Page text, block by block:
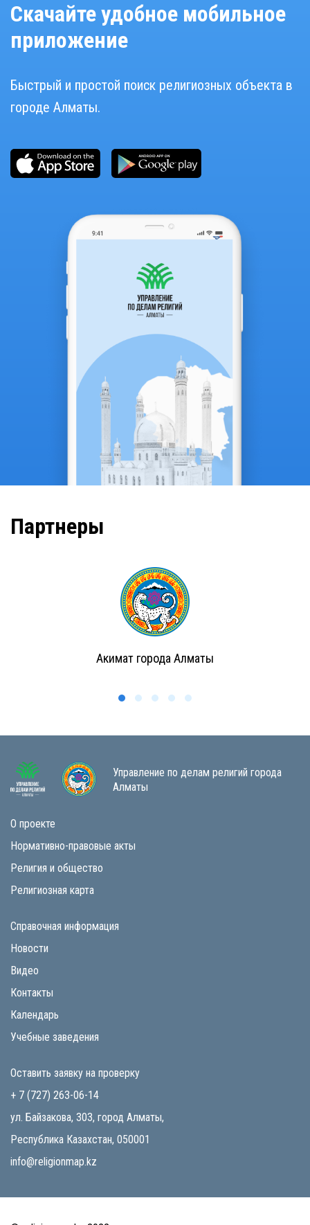
Скачайте удобное мобильное
приложение
Быстрый и простой поиск религиозных объекта в
городе Алматы.
Партнеры
Акимат города Алматы
Управление по делам религий города
Алматы
О проекте
Нормативно-правовые акты
Религия и общество
Религиозная карта
Справочная информация
Новости
Видео
Контакты
Календарь
Учебные заведения
Оставить заявку на проверку
+ 7 (727) 263-06-14
ул. Байзакова, 303, город Алматы,
Республика Казахстан, 050001
info@religionmap.kz